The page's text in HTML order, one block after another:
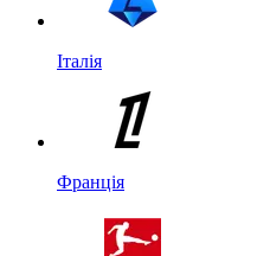
Італія
Франція